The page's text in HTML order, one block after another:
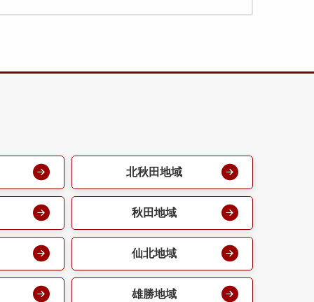
北秋田地域
秋田地域
仙北地域
雄勝地域